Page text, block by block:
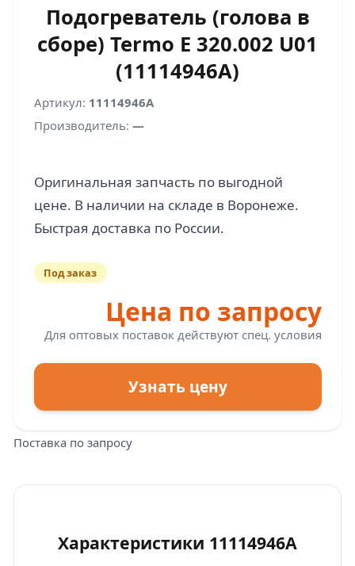
Подогреватель (голова в
сборе) Termo E 320.002 U01
(11114946A)
Артикул: 11114946A
Производитель: —
Оригинальная запчасть по выгодной
цене. В наличии на складе в Воронеже.
Под заказ
Цена по запросу
Для оптовых поставок действуют спец. условия
Узнать цену
Поставка по запросу
Характеристики 11114946A